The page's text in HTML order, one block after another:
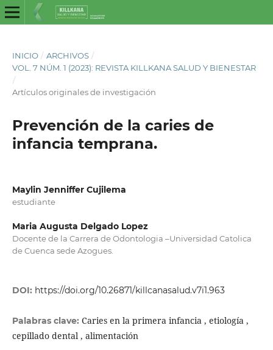
INICIO / ARCHIVOS /
VOL. 7 NÚM. 1 (2023): REVISTA KILLKANA SALUD Y BIENESTAR
/
Artículos originales de investigación
Prevención de la caries de
infancia temprana.
Maylin Jenniffer Cujilema
estudiante
Maria Augusta Delgado Lopez
Docente de la Carrera de Odontologia –Universidad Catolica
de Cuenca sede Azogues.
DOI: https://doi.org/10.26871/killcanasalud.v7i1.963
Palabras clave: Caries en la primera infancia , etiología ,
cepillado dental , alimentación